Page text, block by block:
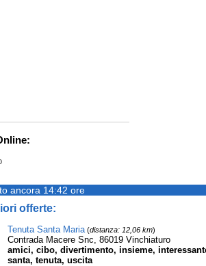
ancora 14:42 ore
offerte:
Tenuta Santa Maria(distanza: 12,06 km)
Contrada Macere Snc, 86019 Vinchiaturo
amici, cibo, divertimento, insieme,
santa, tenuta, uscita